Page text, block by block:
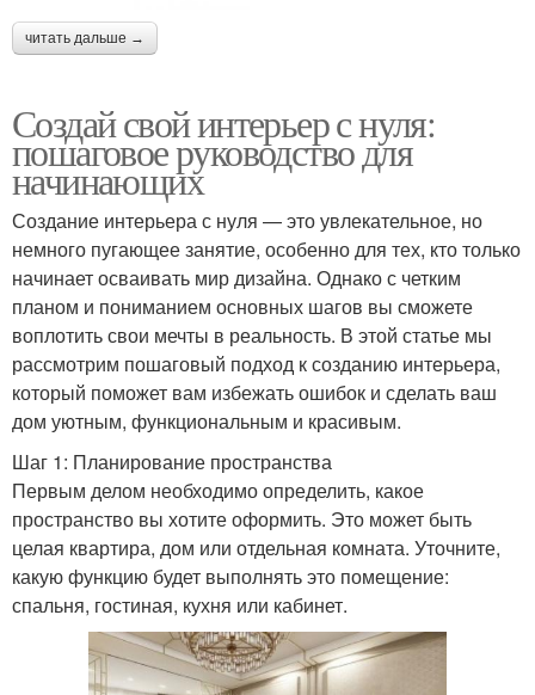
читать дальше →
Создай свой интерьер с нуля:
пошаговое руководство для
начинающих
Создание интерьера с нуля — это увлекательное, но
немного пугающее занятие, особенно для тех, кто только
начинает осваивать мир дизайна. Однако с четким
планом и пониманием основных шагов вы сможете
воплотить свои мечты в реальность. В этой статье мы
рассмотрим пошаговый подход к созданию интерьера,
который поможет вам избежать ошибок и сделать ваш
дом уютным, функциональным и красивым.
Шаг 1: Планирование пространства
Первым делом необходимо определить, какое
пространство вы хотите оформить. Это может быть
целая квартира, дом или отдельная комната. Уточните,
какую функцию будет выполнять это помещение:
спальня, гостиная, кухня или кабинет.